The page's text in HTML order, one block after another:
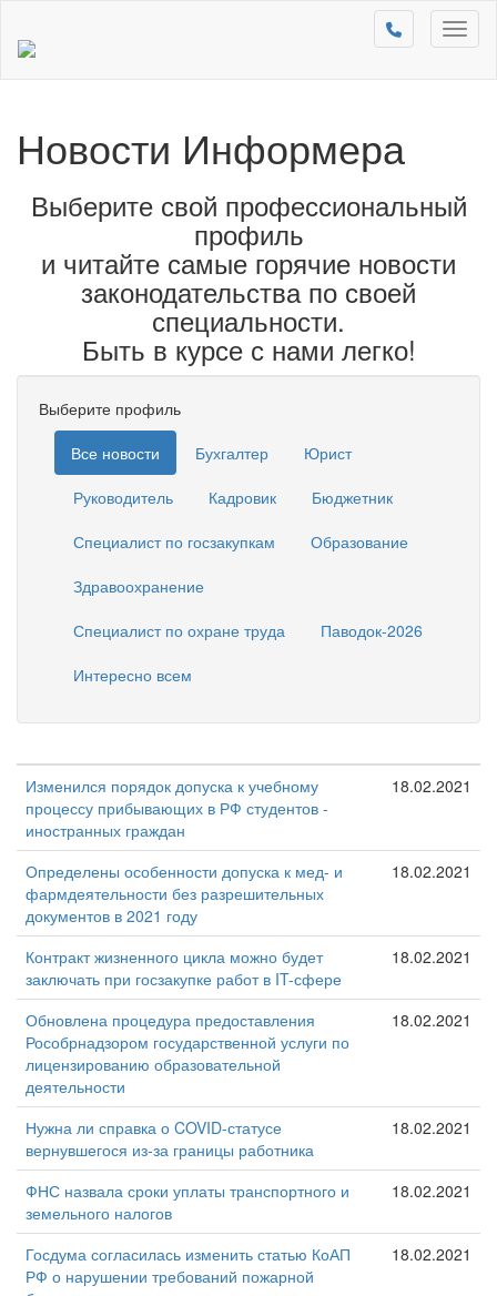
Новости Информера
Выберите свой профессиональный
профиль
и читайте самые горячие новости
законодательства по своей
специальности.
Быть в курсе с нами легко!
Выберите профиль
Все новости
Бухгалтер
Юрист
Руководитель
Кадровик
Бюджетник
Специалист по госзакупкам
Образование
Здравоохранение
Специалист по охране труда
Паводок-2026
Интересно всем
Изменился порядок допуска к учебному
процессу прибывающих в РФ студентов -
иностранных граждан
18.02.2021
Определены особенности допуска к мед- и
фармдеятельности без разрешительных
документов в 2021 году
18.02.2021
Контракт жизненного цикла можно будет
заключать при госзакупке работ в IT-сфере
18.02.2021
Обновлена процедура предоставления
Рособрнадзором государственной услуги по
лицензированию образовательной
деятельности
18.02.2021
Нужна ли справка о COVID-статусе
вернувшегося из-за границы работника
18.02.2021
ФНС назвала сроки уплаты транспортного и
земельного налогов
18.02.2021
Госдума согласилась изменить статью КоАП
РФ о нарушении требований пожарной
18.02.2021